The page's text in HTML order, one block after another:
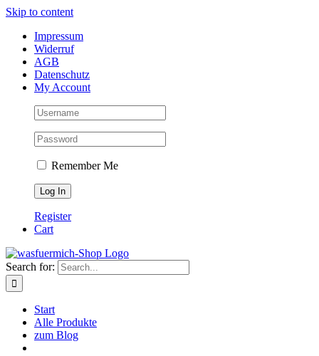
Skip to content
Impressum
Widerruf
AGB
Datenschutz
My Account
Remember Me
Register
Cart
Search for:
Start
Alle Produkte
zum Blog